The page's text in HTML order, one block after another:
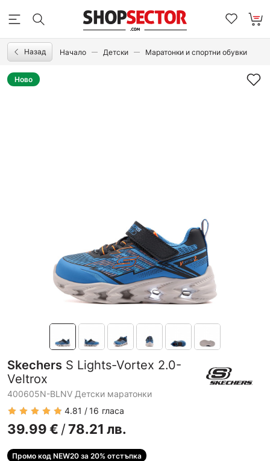
Назад Начало Детски Маратонки и спортни обувки
Ново
Skechers S Lights-Vortex 2.0-
Veltrox
400605N-BLNV Детски маратонки
4.81
16 гласа
39.99€ /78.21 лв.
Промо код NEW20 за 20% отстъпка